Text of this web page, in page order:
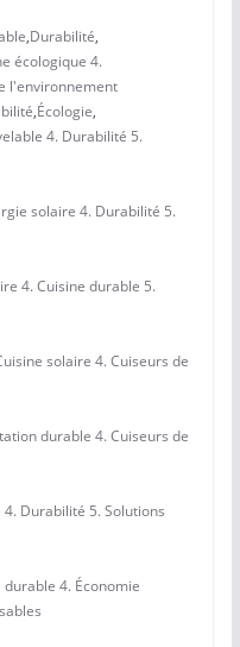
,Durabilité,
écologique 4.
l'environnement
,Écologie,
4. Durabilité 5.
solaire 4. Durabilité 5.
4. Cuisine durable 5.
solaire 4. Cuiseurs de
durable 4. Cuiseurs de
Durabilité 5. Solutions
4. Économie